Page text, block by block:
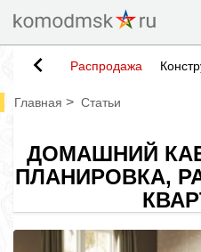
Распродажа
Главная > Статьи
ДОМАШНИЙ
ПЛАНИРОВКА,